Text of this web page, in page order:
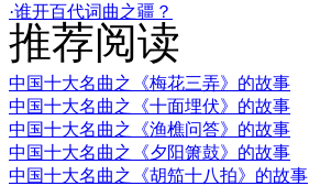
·谁开百代词曲之疆？
推荐阅读
中国十大名曲之《梅花三弄》的故事
中国十大名曲之《十面埋伏》的故事
中国十大名曲之《渔樵问答》的故事
中国十大名曲之《夕阳箫鼓》的故事
中国十大名曲之《胡笳十八拍》的故事